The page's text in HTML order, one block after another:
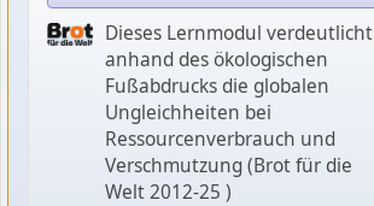
Dieses Lernmodul verdeutlicht
anhand des ökologischen
Fußabdrucks die globalen
Ungleichheiten bei
Ressourcenverbrauch und
Verschmutzung (Brot für die
Welt 2012-25 )